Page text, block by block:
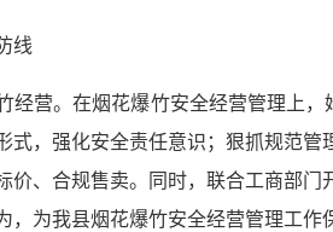
线
经营。在烟花爆竹安全经营管理上
式，强化安全责任意识；狠抓规范
价、合规售卖。同时，联合工商部
为我县烟花爆竹安全经营管理工作